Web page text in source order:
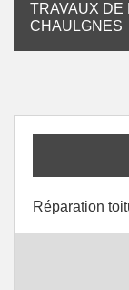
TRAVAUX DE
CHAULGNES
Réparation